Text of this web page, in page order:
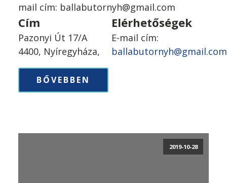
mail cím: ballabutornyh@gmail.com
Cím
Pazonyi Út 17/A
4400, Nyíregyháza,
Elérhetőségek
E-mail cím:
ballabutornyh@gmail.com
BŐVEBBEN
2019-10-28